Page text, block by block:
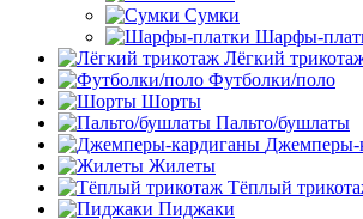
Сумки
Шарфы-
Лёгкий
Футболки/поло
Шорты
Пальто/бушлаты
Джемперы-
Жилеты
Тёплый
Пиджаки